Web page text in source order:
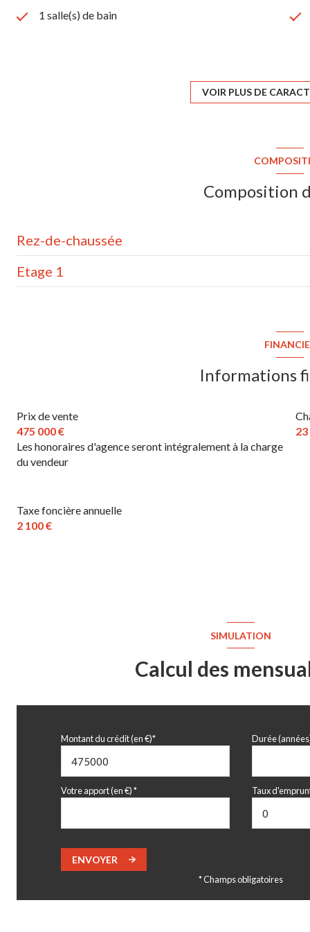
1 salle(s) de bain
VOIR PLUS DE
Composition
Rez-de-chaussée
abri de jardin
garage
entrée
chambre
salle de bains
Etage 1
salle de douche
toilettes
Informations
Prix de vente
475 000 €
Les honoraires d'agence seront intégralement à la charge
du vendeur
23
Taxe foncière annuelle
2 100 €
SIMULATION
Calcul des
Montant du crédit (en €)* Durée
Votre apport (en €) * Taux
ENVOYER
* Champs obligatoires